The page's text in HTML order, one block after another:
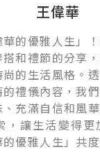
王偉華
的優雅人生」
和禮節的分享
的生活風格。
禮儀內容，我
充滿自信和風
，讓生活變得更
優雅人生」共